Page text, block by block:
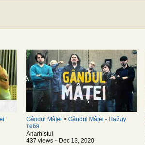
Gândul Mâței > Gândul Mâței - Найду
тебя
Anarhistul
437 views ･ Dec 13, 2020